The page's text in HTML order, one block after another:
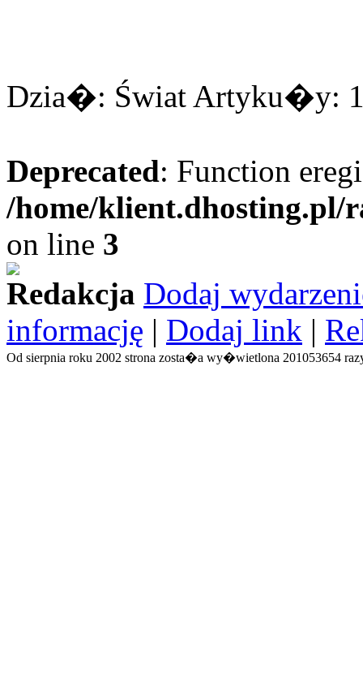
Dzia�: Świat Artyku�y:
Deprecated: Function
/home/
on line 3
Redakcja Dodaj
informację | Dodaj link |
Od sierpnia roku 2002 strona zosta�a wy�wietlona 201053654